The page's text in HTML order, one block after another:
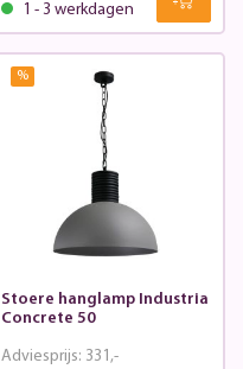
1 - 3 werkdagen
%
Stoere hanglamp Industria
Concrete 50
Adviesprijs: 331,-